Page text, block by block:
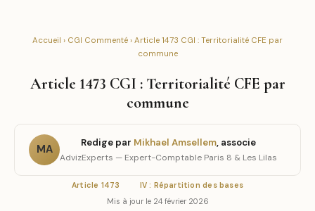
Accueil › CGI Commenté › Article 1473 CGI : Territorialité CFE par
commune
Article 1473 CGI : Territorialité CFE par
commune
MA
Redige par Mikhael Amsellem, associe
AdvizExperts — Expert-Comptable Paris 8 & Les Lilas
Article 1473 IV : Répartition des bases
Mis à jour le 24 février 2026